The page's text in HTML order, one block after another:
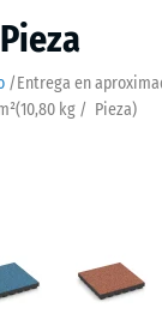
/Entrega en
(10,80 kg / Pieza)